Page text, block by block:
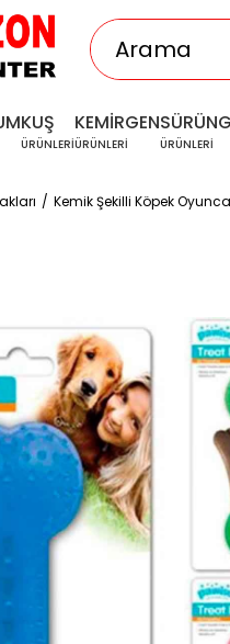
KUŞ
ÜRÜNLERİ
KEMİRGEN
ÜRÜNLERİ ÜRÜNLERİ
Kemik Şekilli Köpek